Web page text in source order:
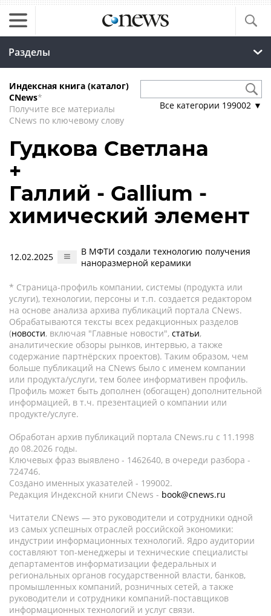
Разделы
Индексная книга (каталог)
CNews*
Получите все материалы
CNews по ключевому слову
Все категории 199002 ▼
Гудкова Светлана
+
Галлий - Gallium -
химический элемент
12.02.2025
В МФТИ создали технологию получения
наноразмерной керамики
* Страница-профиль компании, системы (продукта или
услуги), технологии, персоны и т.п. создается редактором
на основе анализа архива публикаций портала CNews.
Обрабатываются тексты всех редакционных разделов
(новости, включая "Главные новости", статьи,
аналитические обзоры рынков, интервью, а также
содержание партнёрских проектов). Таким образом, чем
больше публикаций на CNews было с именем компании
или продукта/услуги, тем более информативен профиль.
Профиль может быть дополнен (обогащен) дополнительной
информацией, в т.ч. презентацией о компании или
продукте/услуге.
Обработан архив публикаций портала CNews.ru c 11.1998
до 08.2026 годы.
Ключевых фраз выявлено - 1462640, в очереди разбора -
724746.
Создано именных указателей - 199002.
Редакция Индексной книги CNews - book@cnews.ru
Читатели CNews — это руководители и сотрудники одной
из самых успешных отраслей российской экономики:
индустрии информационных технологий. Ядро аудитории
составляют топ-менеджеры и технические специалисты
департаментов информатизации федеральных и
региональных органов государственной власти, банков,
промышленных компаний, розничных сетей, а также
руководители и сотрудники компаний-поставщиков
информационных технологий и услуг связи.